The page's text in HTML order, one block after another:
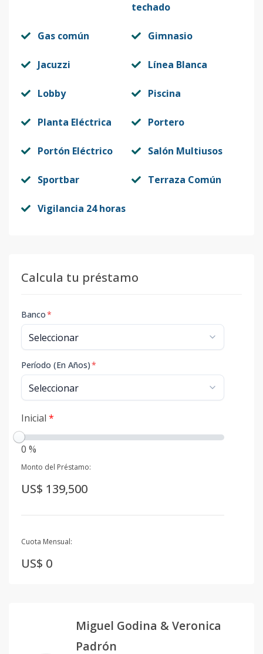
techado
Gas común Gimnasio
Jacuzzi Línea Blanca
Lobby Piscina
Planta Eléctrica Portero
Portón Eléctrico Salón Multiusos
Sportbar Terraza Común
Vigilancia 24 horas
Calcula tu préstamo
Banco*
Período (En Años)*
Inicial *
0 %
Monto del Préstamo:
US$ 139,500
Cuota Mensual:
US$ 0
Miguel Godina & Veronica
Padrón